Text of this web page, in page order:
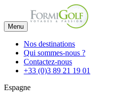
Menu
Nos destinations
Qui sommes-nous ?
Contactez-nous
+33 (0)3 89 21 19 01
Espagne